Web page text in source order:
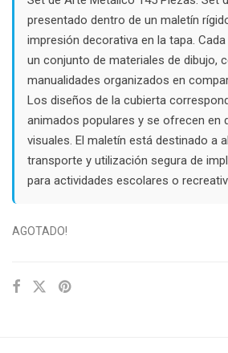
presentado dentro de un maletín
impresión decorativa en la tapa.
un conjunto de materiales de dibujo,
manualidades organizados en
Los diseños de la cubierta
animados populares y se ofrecen en
visuales. El maletín está destinado a
transporte y utilización segura de
para actividades escolares o
AGOTADO!